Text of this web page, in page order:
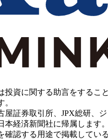
資に関する助言をするこ
券取引所、JPX総研、
経済新聞社に帰属します。
認する用途で掲載して